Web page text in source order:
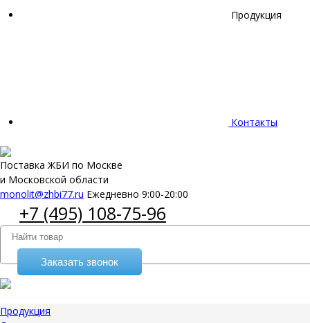
Продукция
Контакты
Поставка ЖБИ по Москве
и Московской области
monolit@zhbi77.ru Ежедневно 9:00-20:00
+7 (495) 108-75-96
Заказать звонок
Продукция